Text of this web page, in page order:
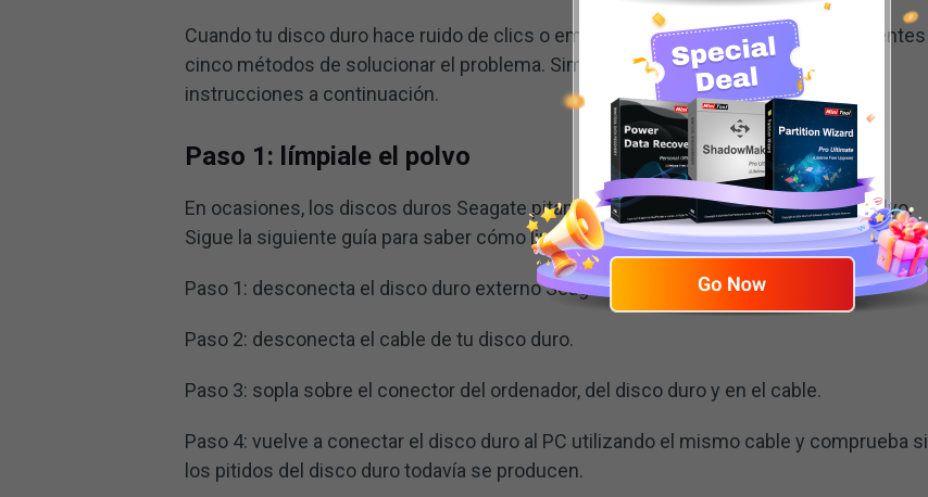
Cuando tu disco duro hace ruido de clics o emite pitidos, puedes probar los siguientes
cinco métodos de solucionar el problema. Simplemente prueba a seguir las
instrucciones a continuación.
Paso 1: límpiale el polvo
En ocasiones, los discos duros Seagate pitan porque este puerto está lleno de polvo.
Sigue la siguiente guía para saber cómo limpiarle el polvo.
Paso 1: desconecta el disco duro externo Seagate del ordenador.
Paso 2: desconecta el cable de tu disco duro.
Paso 3: sopla sobre el conector del ordenador, del disco duro y en el cable.
Paso 4: vuelve a conectar el disco duro al PC utilizando el mismo cable y comprueba si
los pitidos del disco duro todavía se producen.